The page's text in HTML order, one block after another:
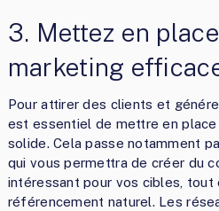
3. Mettez en
marketing
Pour attirer des clients et
est essentiel de mettre en
solide. Cela passe notamment
qui vous permettra de créer du
intéressant pour vos cibles, tout
référencement naturel. Les